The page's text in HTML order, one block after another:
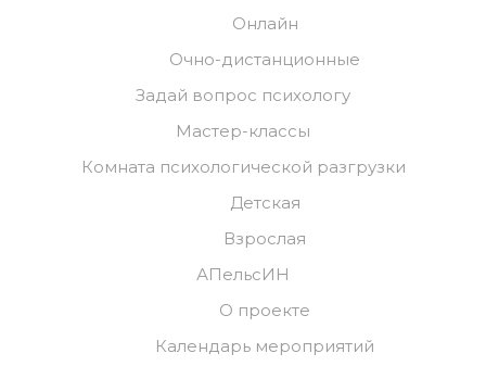
Онлайн
Очно-дистанционные
Задай вопрос психологу
Мастер-классы
Комната психологической разгрузки
Детская
Взрослая
АПельсИН
О проекте
Календарь мероприятий